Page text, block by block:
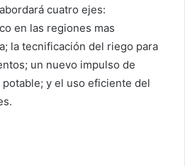
cuatro ejes:
en las regiones mas
la tecnificación del riego para
un nuevo impulso de
y el uso eficiente del